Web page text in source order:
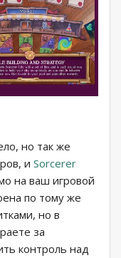
но так же
и Sorcerer
на ваш игровой
по тому же
но в
за
контроль над